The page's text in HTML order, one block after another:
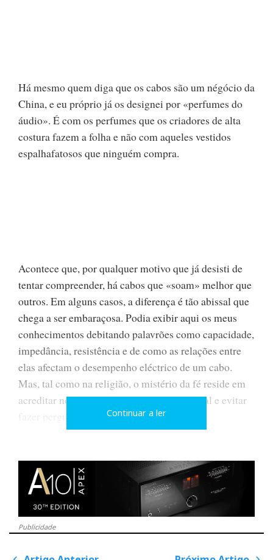
Há mesmo quem diga que os cabos são um négócio da
China, e eu próprio já os designei por «perfumes do
áudio». É com os perfumes que os criadores de alta
costura fazem a folha e não com aqueles vestidos
espalhafatosos que ninguém compra.
Acontece que, por qualquer motivo que já desisti de
tentar compreender, há cabos que «soam» melhor que
outros. Em alguns casos, a diferença é tão abissal que
chega a ser embaraçosa. Podia exibir aqui os meus
conhecimentos debitando palavrões como capacidade,
impedância, resistência e de como as relações entre
elas afectam o desempenho eléctrico de um cabo.
Mas, tal como na religião, o mistério da fé reside em
acreditar no que não tem explicação racional e evitar
fazer perguntas que não têm resposta.
É um facto que a grande parte das afirmações que se
fazem acerca das propriedades e características dos
cabos não passam de marketing. Num artigo que
Continuar a ler
Publicidade